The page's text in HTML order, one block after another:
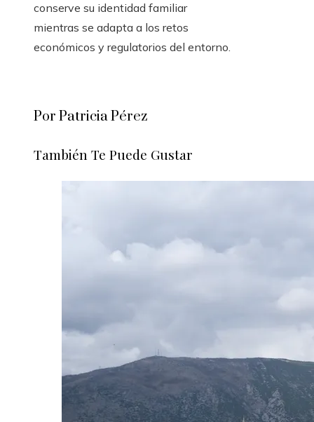
conserve su identidad familiar
mientras se adapta a los retos
económicos y regulatorios del entorno.
Por Patricia Pérez
También Te Puede Gustar